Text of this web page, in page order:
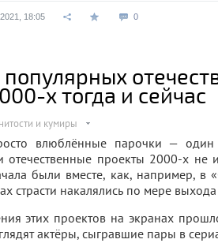
18:05 0
х тогда и сейчас
и кумиры
влюблённые парочки — один
отечественные проекты 2000-х не
были вместе, как, например, в
страсти накалялись по мере
этих проектов на экранах
актёры, сыгравшие пары в